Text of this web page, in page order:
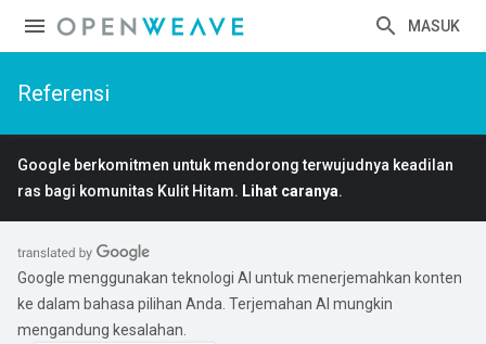
MASUK
Referensi
Google berkomitmen untuk mendorong terwujudnya keadilan
ras bagi komunitas Kulit Hitam. Lihat caranya.
Google menggunakan teknologi AI untuk menerjemahkan konten
ke dalam bahasa pilihan Anda. Terjemahan AI mungkin
mengandung kesalahan.